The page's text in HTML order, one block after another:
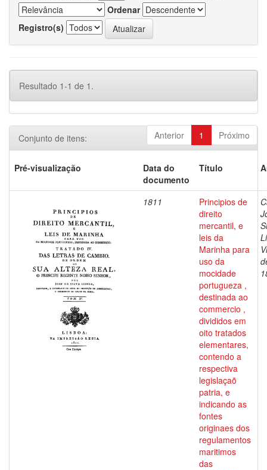
Ordenar
Registro(s)
Resultado 1-1 de 1.
Anterior 1 Próximo
Conjunto de itens:
Pré-visualização
Data do
documento
Título
1811
Principios de
direito
mercantil, e
leis da
Marinha para
uso da
mocidade
portugueza ,
destinada ao
commercio ,
divididos em
oito tratados
elementares,
contendo a
respectiva
legislaçaõ
patria, e
indicando as
fontes
originaes dos
regulamentos
maritimos
das